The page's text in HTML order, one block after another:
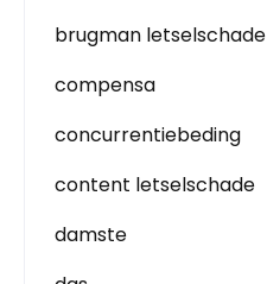
brugman letselschade
compensa
concurrentiebeding
content letselschade
damste